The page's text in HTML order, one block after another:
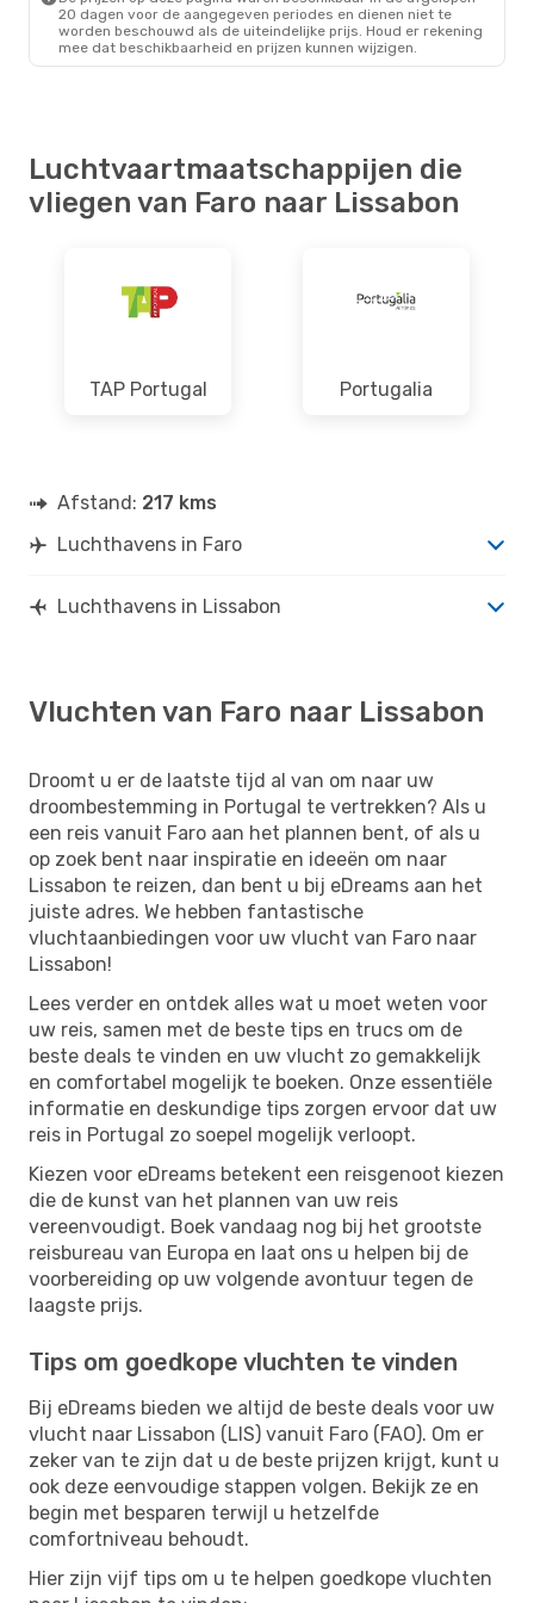
20 dagen voor de aangegeven periodes en dienen niet te
worden beschouwd als de uiteindelijke prijs. Houd er rekening
mee dat beschikbaarheid en prijzen kunnen wijzigen.
Luchtvaartmaatschappijen die
vliegen van Faro naar Lissabon
TAP Portugal Portugalia
Afstand: 217 kms
Luchthavens in Faro
Luchthavens in Lissabon
Vluchten van Faro naar Lissabon
Droomt u er de laatste tijd al van om naar uw
droombestemming in Portugal te vertrekken? Als u
een reis vanuit Faro aan het plannen bent, of als u
op zoek bent naar inspiratie en ideeën om naar
Lissabon te reizen, dan bent u bij eDreams aan het
juiste adres. We hebben fantastische
vluchtaanbiedingen voor uw vlucht van Faro naar
Lissabon!
Lees verder en ontdek alles wat u moet weten voor
uw reis, samen met de beste tips en trucs om de
beste deals te vinden en uw vlucht zo gemakkelijk
en comfortabel mogelijk te boeken. Onze essentiële
informatie en deskundige tips zorgen ervoor dat uw
reis in Portugal zo soepel mogelijk verloopt.
Kiezen voor eDreams betekent een reisgenoot kiezen
die de kunst van het plannen van uw reis
vereenvoudigt. Boek vandaag nog bij het grootste
reisbureau van Europa en laat ons u helpen bij de
voorbereiding op uw volgende avontuur tegen de
laagste prijs.
Tips om goedkope vluchten te vinden
Bij eDreams bieden we altijd de beste deals voor uw
vlucht naar Lissabon (LIS) vanuit Faro (FAO). Om er
zeker van te zijn dat u de beste prijzen krijgt, kunt u
ook deze eenvoudige stappen volgen. Bekijk ze en
begin met besparen terwijl u hetzelfde
comfortniveau behoudt.
Hier zijn vijf tips om u te helpen goedkope vluchten